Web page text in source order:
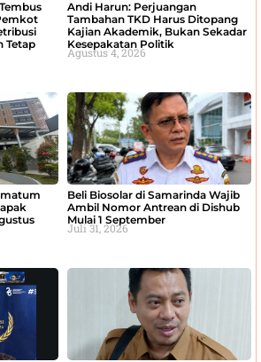
Tetap
Andi Harun: Perjuangan
Tambahan TKD Harus Ditopang
Kajian Akademik, Bukan Sekadar
Kesepakatan Politik
Agustus 4, 2026
Beli Biosolar di Samarinda Wajib
Ambil Nomor Antrean di Dishub
Mulai 1 September
Juli 31, 2026